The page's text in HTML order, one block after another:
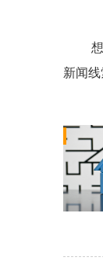
新闻